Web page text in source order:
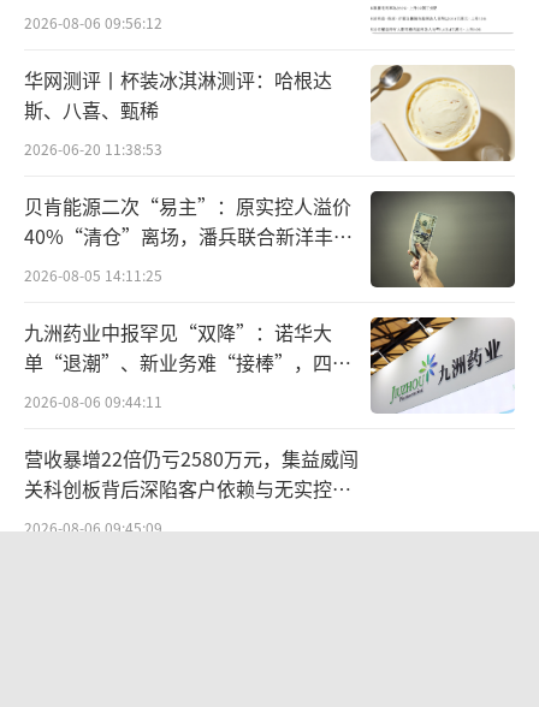
美妆资深评论人、美云空间电商创始人白
云虎表示，从全球消费趋势来看，欧莱雅正面
临着持续增长的压力，寻求新的增长是其首要
任务。对于有潜力的本土护肤品牌的投资一定
程度上反映了欧莱雅的增长需求。
就投资相关问题，北京商报记者对欧莱雅
进行采访，但截至发稿未收到回复。（责任编辑：z
x0600）
2026-08-06 09:56:12
华网测评丨杯装冰淇淋测评：哈根达
斯、八喜、甄稀
2026-06-20 11:38:53
贝肯能源二次“易主”：原实控人溢价
40%“清仓”离场，潘兵联合新洋丰、
宏科百世拟入主
2026-08-05 14:11:25
九洲药业中报罕见“双降”：诺华大
单“退潮”、新业务难“接棒”，四大
难关待闯
2026-08-06 09:44:11
营收暴增22倍仍亏2580万元，集益威闯
关科创板背后深陷客户依赖与无实控人
困局
2026-08-06 09:45:09